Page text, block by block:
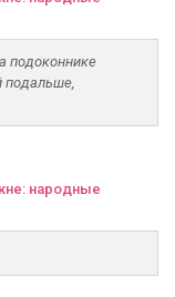
подоконнике
подальше,
народные